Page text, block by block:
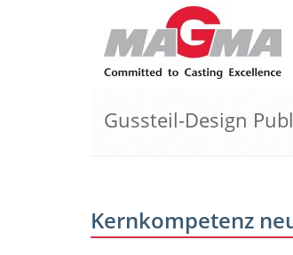
Gussteil-Design
Kernkompetenz